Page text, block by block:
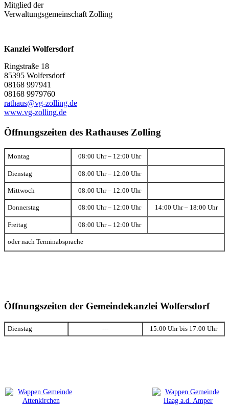
Mitglied der
Verwaltungsgemeinschaft Zolling
Kanzlei Wolfersdorf
Ringstraße 18
85395 Wolfersdorf
08168 997941
08168 9979760
rathaus@vg-zolling.de
www.vg-zolling.de
Öffnungszeiten des Rathauses Zolling
Montag 08:00 Uhr – 12:00 Uhr
Dienstag 08:00 Uhr – 12:00 Uhr
Mittwoch 08:00 Uhr – 12:00 Uhr
Donnerstag 08:00 Uhr – 12:00 Uhr 14:00 Uhr – 18:00 Uhr
Freitag 08:00 Uhr – 12:00 Uhr
oder nach Terminabsprache
Öffnungszeiten der Gemeindekanzlei Wolfersdorf
Dienstag --- 15:00 Uhr bis 17:00 Uhr